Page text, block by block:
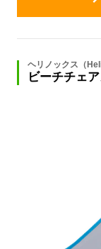
ヘリノックス（
ビーチチェ